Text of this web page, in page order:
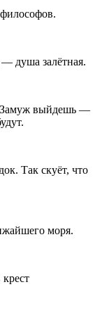
душа залётная.
Замуж выйдешь —
Так скуёт, что
моря.